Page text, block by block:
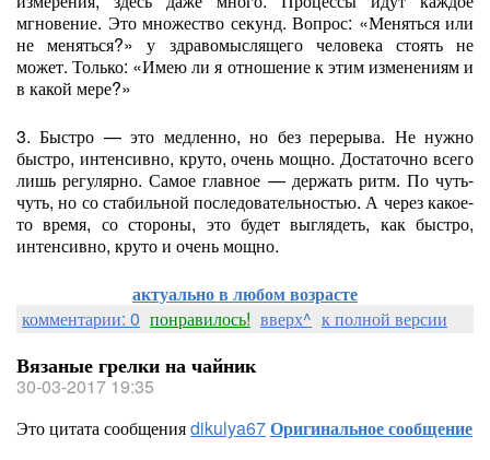
мгновение. Это множество секунд. Вопрос: «Меняться или
не меняться?» у здравомыслящего человека стоять не
может. Только: «Имею ли я отношение к этим изменениям и
в какой мере?»
3. Быстро — это медленно, но без перерыва. Не нужно
быстро, интенсивно, круто, очень мощно. Достаточно всего
лишь регулярно. Самое главное — держать ритм. По чуть-
чуть, но со стабильной последовательностью. А через какое-
то время, со стороны, это будет выглядеть, как быстро,
интенсивно, круто и очень мощно.
актуально в любом возрасте
комментарии: 0 понравилось! вверх^ к полной версии
Вязаные грелки на чайник
30-03-2017 19:35
Это цитата сообщенияdikulya67Оригинальное сообщение